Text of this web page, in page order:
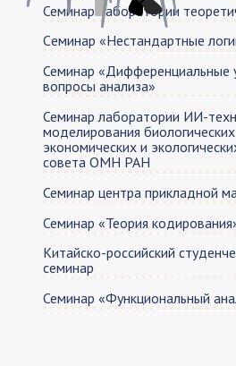
Семинар лаборатории
Cеминар «Нестандартные
Семинар «Дифференциальные
вопросы анализа»
Семинар лаборатории ИИ-
моделирования
экономических и
совета ОМН РАН
Семинар центра прикладной
Семинар «Теория
Китайско-российский
семинар
Семинар «Функциональный